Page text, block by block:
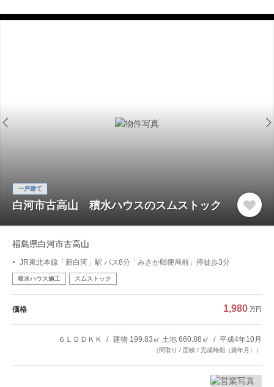
一戸建て
白河市古高山 積水ハウスのスムストック
福島県白河市古高山
JR東北本線「新白河」駅 バス8分「みさか郵便局前」停徒歩3分
積水ハウス施工 スムストック
価格 1,980 万円
６ＬＤＤＫＫ 建物 199.83㎡ 土地 660.88㎡ 平成4年10月
（間取り / 面積 / 完成時期（築年月））